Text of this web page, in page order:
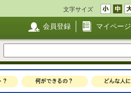
文字サイズ
会員登録 マイページ